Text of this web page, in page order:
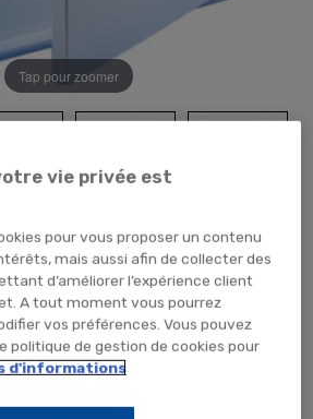
Tap pour zoomer
€TTC99,90 € HT
EN RUPTURE
vie privée est
pour vous proposer un contenu
mais aussi afin de collecter des
d’améliorer l’expérience client
A tout moment vous pourrez
vos préférences. Vous pouvez
politique de gestion de cookies pour
d'informations